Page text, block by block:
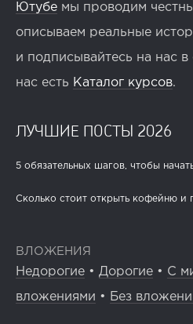
Ютубе мы проводим
описываем реальные
и подписывайтесь на нас
нас есть Каталог курсов.
ЛУЧШИЕ ПОСТЫ 2026
5 обязательных шагов, чтобы
Сколько стоит открыть кофейню и
ВЛОЖЕНИЯ
Недорогие • Дорогие • С
вложениями • Без